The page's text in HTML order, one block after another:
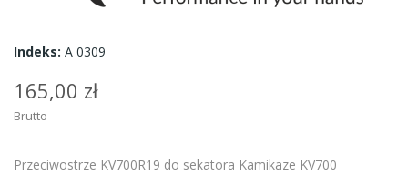
Indeks: A 0309
165,00 zł
Brutto
Przeciwostrze KV700R19 do sekatora Kamikaze KV700